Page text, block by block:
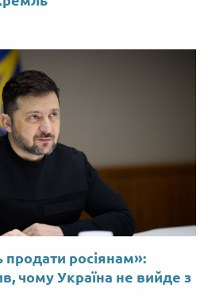
продати росіянам»:
чому Україна не вийде з